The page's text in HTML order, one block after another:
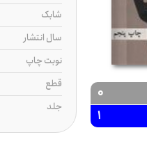
0
1
شابک
سال انتشار
نوبت چاپ
قطع
جلد